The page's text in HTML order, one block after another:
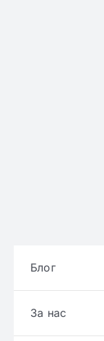
Блог
За нас